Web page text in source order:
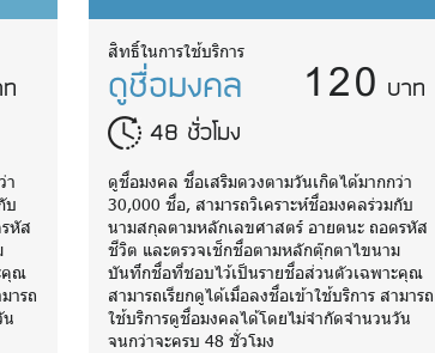
า
บ
หัส
คุณ
ารถ
น
สิทธิ์ในการใช้บริการ
ดูชื่อมงคล
48 ชั่วโมง
120 บาท
ดูชื่อมงคล ชื่อเสริมดวงตามวันเกิดได้มากกว่า
30,000 ชื่อ, สามารถวิเคราะห์ชื่อมงคลร่วมกับ
นามสกุลตามหลักเลขศาสตร์ อายตนะ ถอดรหัส
ชีวิต และตรวจเช็กชื่อตามหลักตุ๊กตาไขนาม
บันทึกชื่อที่ชอบไว้เป็นรายชื่อส่วนตัวเฉพาะคุณ
สามารถเรียกดูได้เมื่อลงชื่อเข้าใช้บริการ สามารถ
ใช้บริการดูชื่อมงคลได้โดยไม่จำกัดจำนวนวัน
จนกว่าจะครบ 48 ชั่วโมง